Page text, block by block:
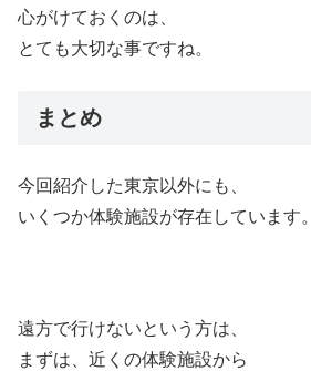
心がけておくのは、
とても大切な事ですね。
まとめ
今回紹介した東京以外にも、
いくつか体験施設が存在しています。
遠方で行けないという方は、
まずは、近くの体験施設から